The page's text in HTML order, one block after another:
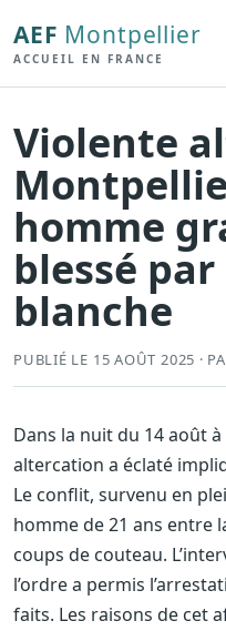
AEF Montpellier
ACCUEIL EN FRANCE
Violente
homme
blessé
blanche
PUBLIÉ LE 15 AOÛT 2025 ·
Dans la nuit du 14 août
altercation a éclaté
Le conflit, survenu en
homme de 21 ans entre
coups de couteau.
l’ordre a permis
faits. Les raisons de cet